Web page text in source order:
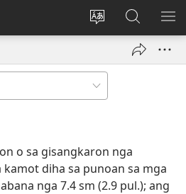
Ilisi
pinulongan
sa
site
Log
ug
Pangitaa
sa
JW.ORG
o sa gisangkaron nga
diha sa punoan sa mga
nga 7.4 sm (2.9 pul.); ang